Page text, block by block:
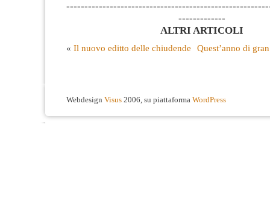
-------------
ALTRI ARTICOLI
« Il nuovo editto delle chiudende Quest’anno di
Webdesign Visus 2006, su piattaforma WordPress